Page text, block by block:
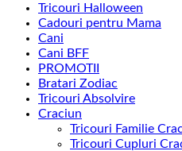
Tricouri Halloween
Cadouri pentru Mama
Cani
Cani BFF
PROMOTII
Bratari Zodiac
Tricouri Absolvire
Craciun
Tricouri Familie
Tricouri Cupluri